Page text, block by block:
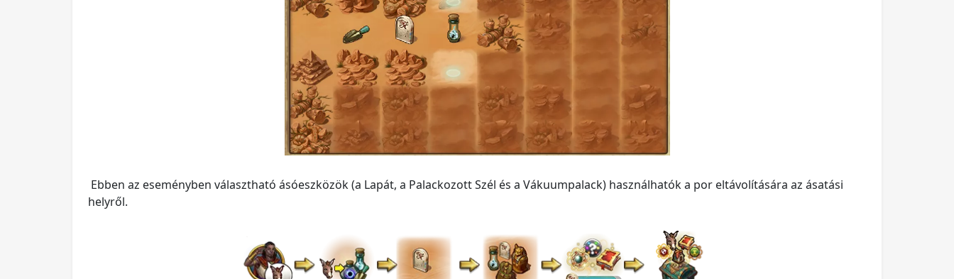
Ebben az eseményben választható ásóeszközök (a Lapát, a Palackozott Szél és a Vákuumpalack) használhatók a por eltávolítására az ásatási
helyről.